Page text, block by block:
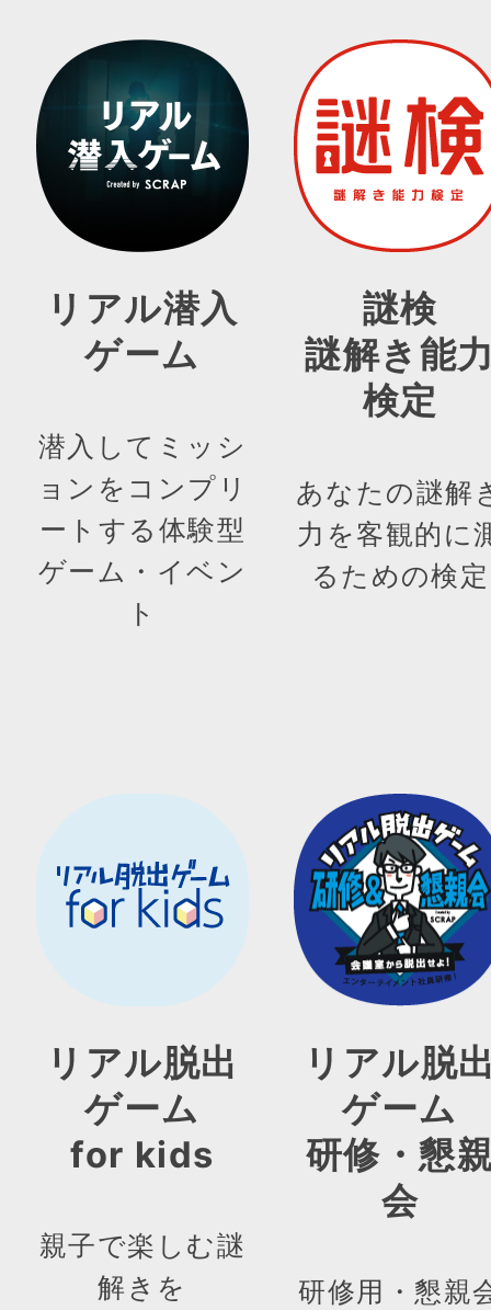
リアル潜入
ゲーム
潜入してミッシ
ョンをコンプリ
ートする体験型
ゲーム・イベン
ト
謎検
謎解き能
検定
あなたの謎解
力を客観的に
るための検定
リアル脱出
ゲーム
for kids
親子で楽しむ謎
解きを
リアル脱
ゲーム
研修・懇
会
研修用・懇親